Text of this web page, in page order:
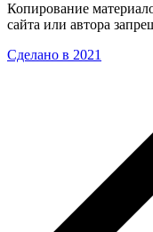
Копирование
сайта или автора
Сделано в 2021